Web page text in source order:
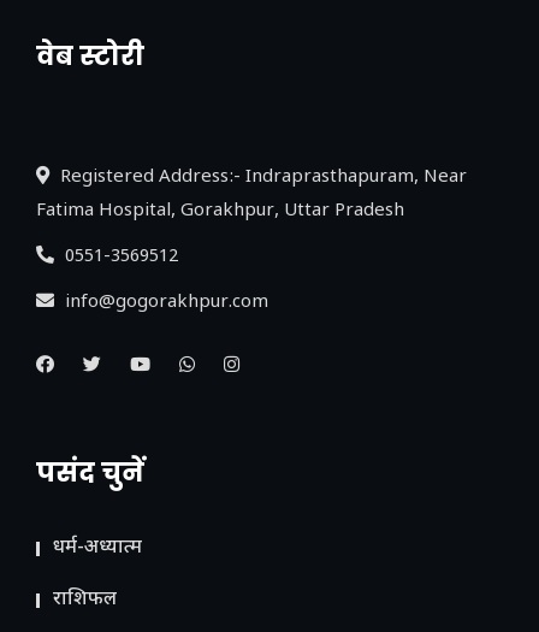
वेब स्टोरी
नया एक्सप्रेसवे: पूर्वांचल का लक, डेवलपमेंट का
Registered Address:- Indraprasthapuram, Near
Fatima Hospital, Gorakhpur, Uttar Pradesh
0551-3569512
info@gogorakhpur.com
पसंद चुनें
धर्म-अध्यात्म
राशिफल